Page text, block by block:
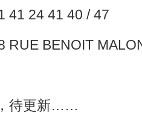
41 24 41 40 / 47
RUE BENOIT
待更新……